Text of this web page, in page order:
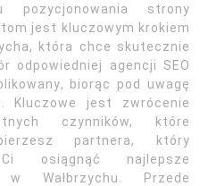
pozycjonowania strony
jest kluczowym krokiem
która chce skutecznie
odpowiedniej agencji SEO
biorąc pod uwagę
Kluczowe jest zwrócenie
czynników, które
partnera, który
osiągnąć najlepsze
Wałbrzychu. Przede